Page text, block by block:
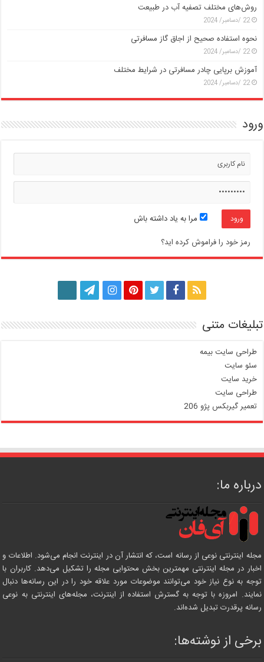
روش‌های مختلف تصفیه آب در طبیعت
22 /دسامبر/ 2024
نحوه استفاده صحیح از اجاق گاز مسافرتی
22 /دسامبر/ 2024
آموزش برپایی چادر مسافرتی در شرایط مختلف
22 /دسامبر/ 2024
ورود
مرا به یاد داشته باش
رمز خود را فراموش کرده اید؟
تبلیغات متنی
طراحی سایت بیمه
سئو سایت
خرید سایت
طراحی سایت
تعمیر گیربکس پژو 206
درباره ما:
مجله اینترنتی نوعی از رسانه است، که انتشار آن در اینترنت انجام می‌شود. اطلاعات و
اخبار در مجله اینترنتی مهمترین بخش محتوایی مجله را تشکیل می‌دهد. کاربران با
توجه به نوع نیاز خود می‌توانند موضوعات مورد علاقه خود را در این رسانه‌ها دنبال
نمایند. امروزه با توجه به گسترش استفاده از اینترنت، مجله‌های اینترنتی به نوعی
رسانه پرقدرت تبدیل شده‌اند.
برخی از نوشته‌ها: